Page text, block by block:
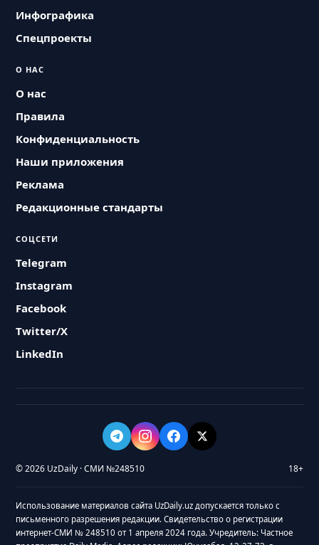
Инфографика
Спецпроекты
О НАС
О нас
Правила
Конфиденциальность
Наши приложения
Реклама
Редакционные стандарты
СОЦСЕТИ
Telegram
Instagram
Facebook
Twitter/X
LinkedIn
© 2026 UzDaily · СМИ №248510 18+
Использование материалов сайта UzDaily.uz допускается только с
письменного разрешения редакции. Свидетельство о регистрации
интернет-СМИ № 248510 от 1 апреля 2024 года. Учредитель: Частное